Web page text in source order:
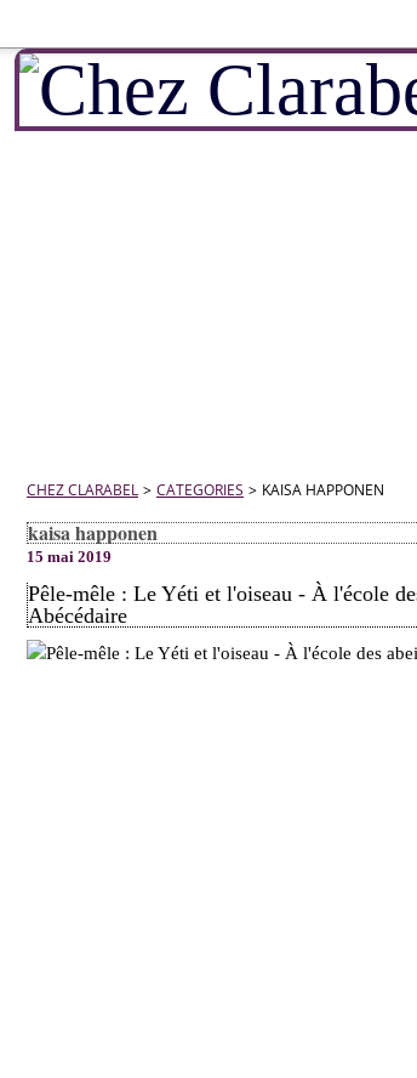
CHEZ CLARABEL > CATEGORIES > KAISA HAPPONEN
kaisa happonen
15 mai 2019
Pêle-mêle : Le Yéti et l'oiseau - À l'école
Abécédaire